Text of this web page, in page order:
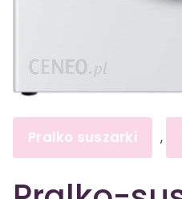
Pralko suszarki ,